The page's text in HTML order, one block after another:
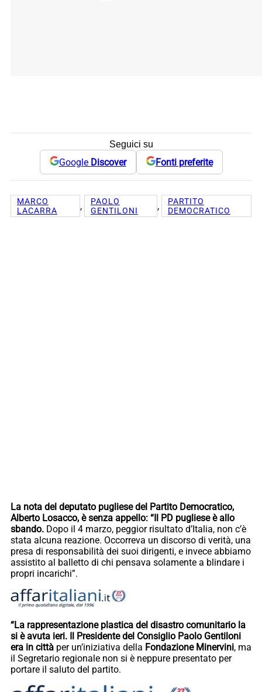
Seguici su
Google Discover Fonti preferite
MARCO
LACARRA
,
PAOLO
GENTILONI
,
PARTITO
DEMOCRATICO
La nota del deputato pugliese del Partito Democratico,
Alberto Losacco, è senza appello: “Il PD pugliese è allo
sbando. Dopo il 4 marzo, peggior risultato d’Italia, non c’è
stata alcuna reazione. Occorreva un discorso di verità, una
presa di responsabilità dei suoi dirigenti, e invece abbiamo
assistito al balletto di chi pensava solamente a blindare i
propri incarichi”.
“La rappresentazione plastica del disastro comunitario la
si è avuta ieri. Il Presidente del Consiglio Paolo Gentiloni
era in città per un’iniziativa della Fondazione Minervini, ma
il Segretario regionale non si è neppure presentato per
portare il saluto del partito.